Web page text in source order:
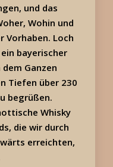
und das
Wohin und
Vorhaben. Loch
bayerischer
Ganzen
Tiefen über 230
begrüßen.
Whisky
die wir durch
erreichten,